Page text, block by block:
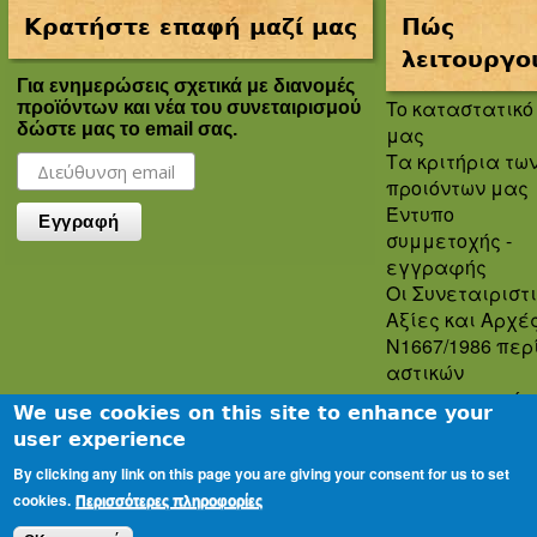
Κρατήστε επαφή μαζί μας
Για ενημερώσεις σχετικά με διανομές
προϊόντων και νέα του συνεταιρισμού
δώστε μας το email σας.
Πώς
To καταστατικό
μας
Τα κριτήρια
προιόντων μας
Έντυπο
συμμετοχής -
εγγραφής
Οι
Αξίες και
Ν1667/1986
αστικών
συνεταιρισμών
Πολιτική
Oροι και
We use cookies on this site to enhance your
user experience
By clicking any link on this page you are giving your consent for us to set
cookies. Περισσότερες πληροφορίες